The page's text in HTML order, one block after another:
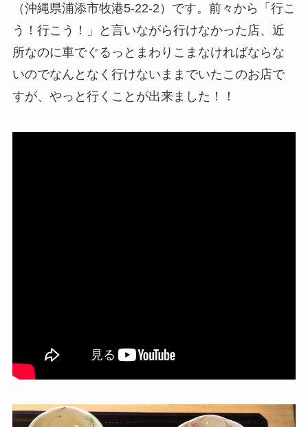
（沖縄県浦添市牧港5-22-2）です。前々から「行こ
う！行こう！」と言いながら行けなかった店、近
所なのに車でぐるっとまわりこまなければならな
いのでなんとなく行けないままでいたこのお店で
すが、やっと行くことが出来ました！！